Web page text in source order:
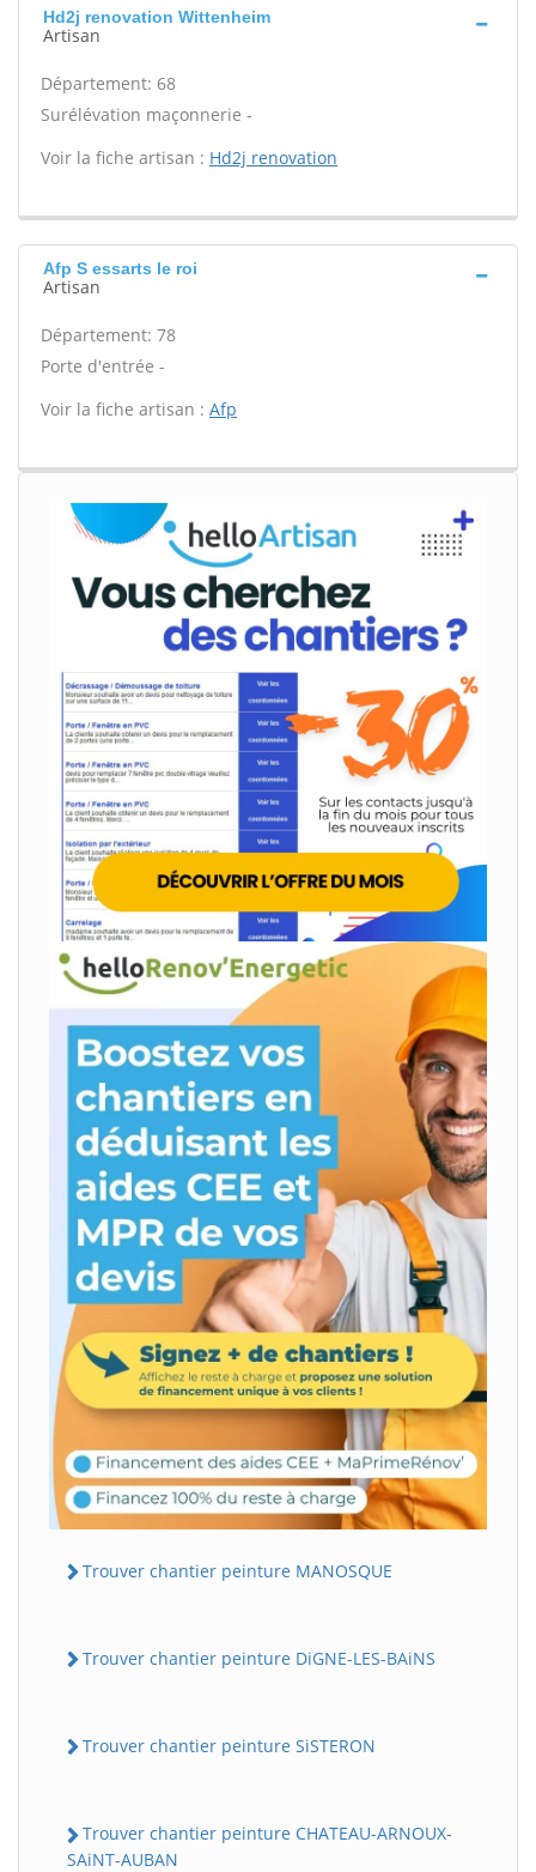
Hd2j renovation Wittenheim
Artisan
Département: 68
Surélévation maçonnerie -
Voir la fiche artisan : Hd2j renovation
Afp S essarts le roi
Artisan
Département: 78
Porte d'entrée -
Voir la fiche artisan : Afp
Trouver chantier peinture MANOSQUE
Trouver chantier peinture DiGNE-LES-BAiNS
Trouver chantier peinture SiSTERON
Trouver chantier peinture CHATEAU-ARNOUX-
SAiNT-AUBAN